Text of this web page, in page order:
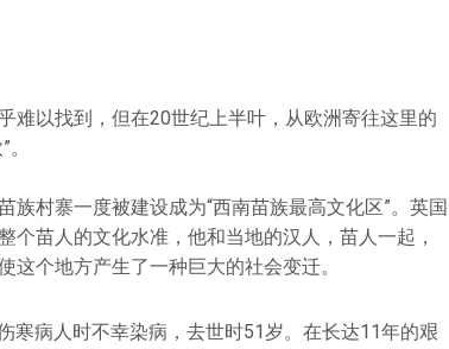
难以找到，但在20世纪上半叶，从欧洲寄往这里的
村寨一度被建设成为“西南苗族最高文化区”。英国
个苗人的文化水准，他和当地的汉人，苗人一起，
个地方产生了一种巨大的社会变迁。
寒病人时不幸染病，去世时51岁。在长达11年的艰